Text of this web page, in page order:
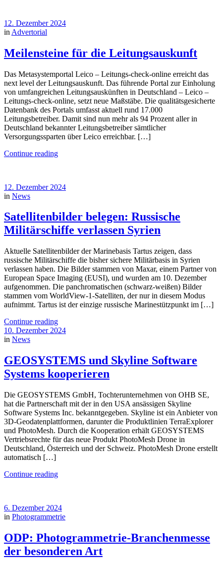
12. Dezember 2024
in Advertorial
Meilensteine für die Leitungsauskunft
Das Metasystemportal Leico – Leitungs-check-online erreicht das
next level der Leitungsauskunft. Das führende Portal zur Einholung
von umfangreichen Leitungsauskünften in Deutschland – Leico –
Leitungs-check-online, setzt neue Maßstäbe. Die qualitätsgesicherte
Datenbank des Portals umfasst aktuell rund 17.000
Leitungsbetreiber. Damit sind nun mehr als 94 Prozent aller in
Deutschland bekannter Leitungsbetreiber sämtlicher
Versorgungssparten über Leico erreichbar. […]
Continue reading
12. Dezember 2024
in News
Satellitenbilder belegen: Russische
Militärschiffe verlassen Syrien
Aktuelle Satellitenbilder der Marinebasis Tartus zeigen, dass
russische Militärschiffe die bisher sichere Militärbasis in Syrien
verlassen haben. Die Bilder stammen von Maxar, einem Partner von
European Space Imaging (EUSI), und wurden am 10. Dezember
aufgenommen. Die panchromatischen (schwarz-weißen) Bilder
stammen vom WorldView-1-Satelliten, der nur in diesem Modus
aufnimmt. Tartus ist der einzige russische Marinestützpunkt im […]
Continue reading
10. Dezember 2024
in News
GEOSYSTEMS und Skyline Software
Systems kooperieren
Die GEOSYSTEMS GmbH, Tochterunternehmen von OHB SE,
hat die Partnerschaft mit der in den USA ansässigen Skyline
Software Systems Inc. bekanntgegeben. Skyline ist ein Anbieter von
3D-Geodatenplattformen, darunter die Produktlinien TerraExplorer
und PhotoMesh. Durch die Kooperation erhält GEOSYSTEMS
Vertriebsrechte für das neue Produkt PhotoMesh Drone in
Deutschland, Österreich und der Schweiz. PhotoMesh Drone erstellt
automatisch […]
Continue reading
6. Dezember 2024
in Photogrammetrie
ODP: Photogrammetrie-Branchenmesse
der besonderen Art